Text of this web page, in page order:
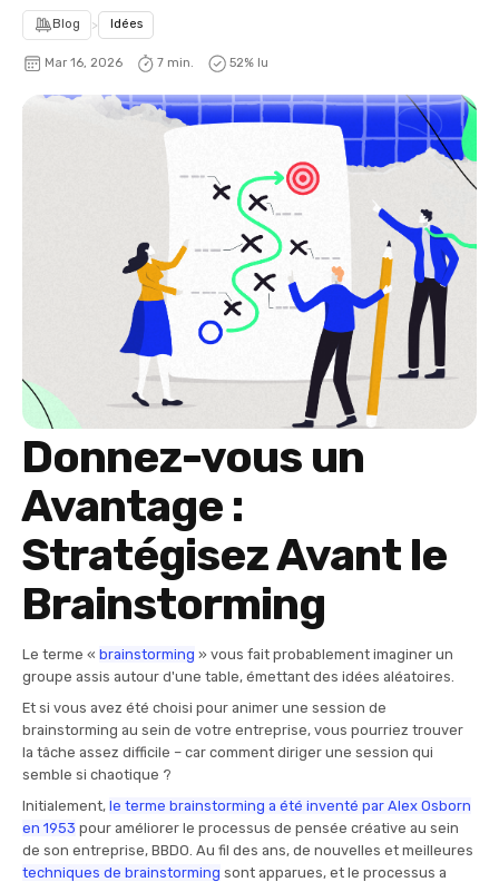
Blog > Idées
Mar 16, 2026 7 min. 52% lu
Donnez-vous un
Avantage :
Stratégisez Avant le
Brainstorming
Le terme « brainstorming » vous fait probablement imaginer un
groupe assis autour d'une table, émettant des idées aléatoires.
Et si vous avez été choisi pour animer une session de
brainstorming au sein de votre entreprise, vous pourriez trouver
la tâche assez difficile – car comment diriger une session qui
semble si chaotique ?
Initialement, le terme brainstorming a été inventé par Alex Osborn
en 1953 pour améliorer le processus de pensée créative au sein
de son entreprise, BBDO. Au fil des ans, de nouvelles et meilleures
techniques de brainstorming sont apparues, et le processus a